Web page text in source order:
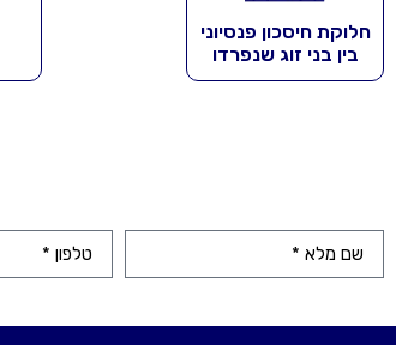
חלוקת חיסכון פנסיוני
בין בני זוג שנפרדו